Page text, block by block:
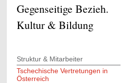
Gegenseitige Bezieh.
Kultur & Bildung
Struktur & Mitarbeiter
Tschechische Vertretungen in
Österreich